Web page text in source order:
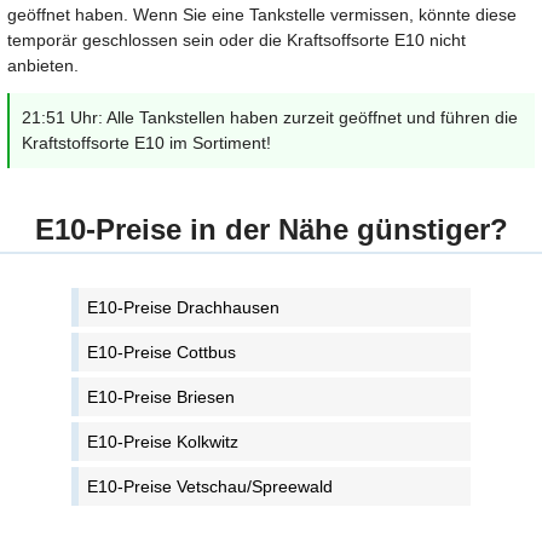
geöffnet haben. Wenn Sie eine Tankstelle vermissen, könnte diese
temporär geschlossen sein oder die Kraftsoffsorte E10 nicht
anbieten.
21:51 Uhr: Alle Tankstellen haben zurzeit geöffnet und führen die
Kraftstoffsorte E10 im Sortiment!
E10-Preise in der Nähe günstiger?
E10-Preise Drachhausen
E10-Preise Cottbus
E10-Preise Briesen
E10-Preise Kolkwitz
E10-Preise Vetschau/Spreewald